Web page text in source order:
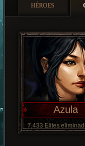
HÉROES
Azula
7,433 Elites